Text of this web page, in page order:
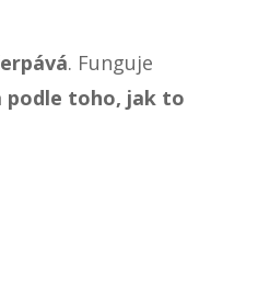
. Funguje
podle toho, jak to